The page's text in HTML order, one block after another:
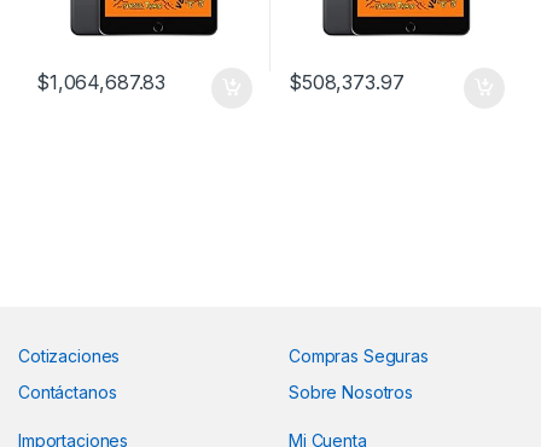
$1,064,687.83 $508,373.97
Cotizaciones
Contáctanos
Compras Seguras
Sobre Nosotros
Importaciones Mi Cuenta